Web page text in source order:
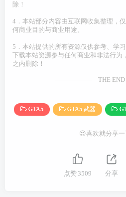
除！
4．本站部分内容由互联网收集整理，
何商业目的与商业用途。
5．本站提供的所有资源仅供参考、学
下载本站资源参与任何商业和非法行为
之内删除！
THE END
GTA5 GTA5 武器
😍喜欢就分享一
点赞3509 分享